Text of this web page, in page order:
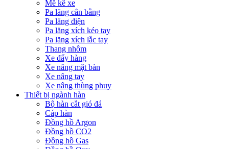
Mễ kê xe
Pa lăng cân bằng
Pa lăng điện
Pa lăng xích kéo tay
Pa lăng xích lắc tay
Thang nhôm
Xe đẩy hàng
Xe nâng mặt bàn
Xe nâng tay
Xe nâng thùng phuy
Thiết bị ngành hàn
Bộ hàn cắt gió đá
Cáp hàn
Đồng hồ Argon
Đồng hồ CO2
Đồng hồ Gas